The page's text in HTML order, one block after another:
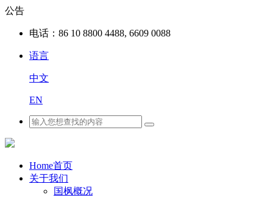
公告
电话： 86 10 8800 4488, 6609 0088
语言
中文
EN
Home首页
关于我们
国枫概况